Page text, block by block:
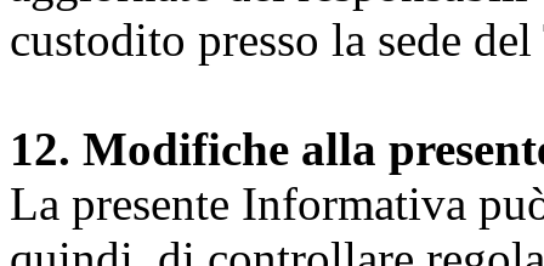
custodito presso la sede
12. Modifiche alla
La presente Informativa